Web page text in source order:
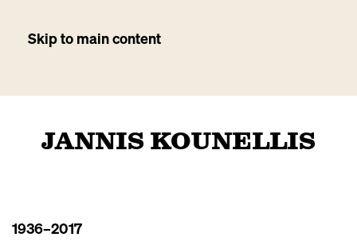
Skip to main content
JANNIS KOUNELLIS
1936–2017